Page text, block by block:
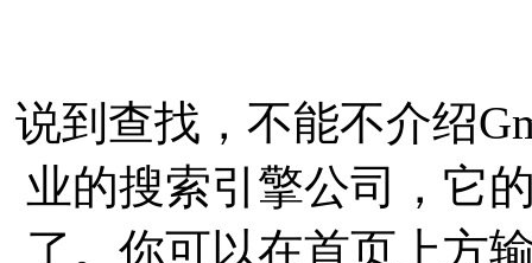
说到查找，不能不介绍
业的搜索引擎公司，它
了。你可以在首页上方